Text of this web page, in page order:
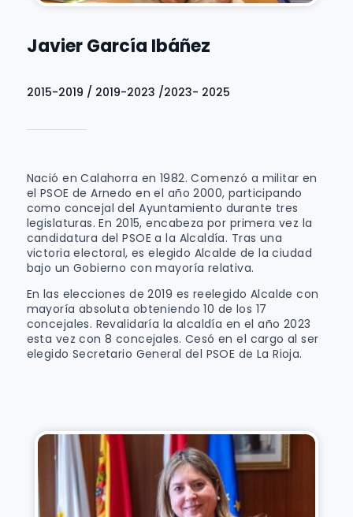
Javier García Ibáñez
2015-2019 / 2019-2023 /2023- 2025
Nació en Calahorra en 1982. Comenzó a militar en
el PSOE de Arnedo en el año 2000, participando
como concejal del Ayuntamiento durante tres
legislaturas. En 2015, encabeza por primera vez la
candidatura del PSOE a la Alcaldía. Tras una
victoria electoral, es elegido Alcalde de la ciudad
bajo un Gobierno con mayoría relativa.
En las elecciones de 2019 es reelegido Alcalde con
mayoría absoluta obteniendo 10 de los 17
concejales. Revalidaría la alcaldía en el año 2023
esta vez con 8 concejales. Cesó en el cargo al ser
elegido Secretario General del PSOE de La Rioja.